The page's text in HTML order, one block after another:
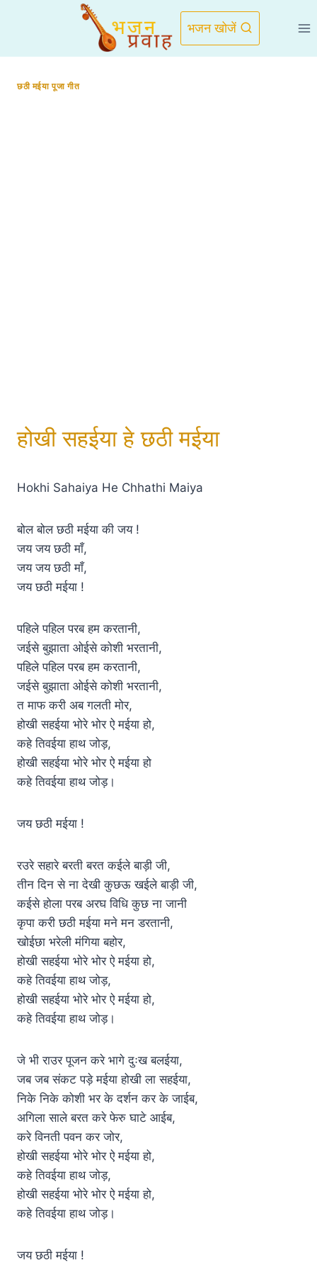
भजन खोजें
छठी मईया पूजा गीत
होखी सहईया हे छठी मईया
Hokhi Sahaiya He Chhathi Maiya
बोल बोल छठी मईया की जय !
जय जय छठी माँ,
जय जय छठी माँ,
जय छठी मईया !
पहिले पहिल परब हम करतानी,
जईसे बुझाता ओईसे कोशी भरतानी,
पहिले पहिल परब हम करतानी,
जईसे बुझाता ओईसे कोशी भरतानी,
त माफ करी अब गलती मोर,
होखी सहईया भोरे भोर ऐ मईया हो,
कहे तिवईया हाथ जोड़,
होखी सहईया भोरे भोर ऐ मईया हो
कहे तिवईया हाथ जोड़।
जय छठी मईया !
रउरे सहारे बरती बरत कईले बाड़ी जी,
तीन दिन से ना देखी कुछऊ खईले बाड़ी जी,
कईसे होला परब अरघ विधि कुछ ना जानी
कृपा करी छठी मईया मने मन डरतानी,
खोईछा भरेली मंगिया बहोर,
होखी सहईया भोरे भोर ऐ मईया हो,
कहे तिवईया हाथ जोड़,
होखी सहईया भोरे भोर ऐ मईया हो,
कहे तिवईया हाथ जोड़।
जे भी राउर पूजन करे भागे दुःख बलईया,
जब जब संकट पड़े मईया होखी ला सहईया,
निके निके कोशी भर के दर्शन कर के जाईब,
अगिला साले बरत करे फेरु घाटे आईब,
करे विनती पवन कर जोर,
होखी सहईया भोरे भोर ऐ मईया हो,
कहे तिवईया हाथ जोड़,
होखी सहईया भोरे भोर ऐ मईया हो,
कहे तिवईया हाथ जोड़।
जय छठी मईया !